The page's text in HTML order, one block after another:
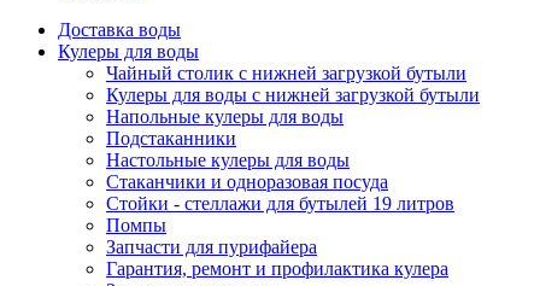
Доставка воды
Кулеры для воды
Чайный столик с нижней загрузкой бутыли
Кулеры для воды с нижней загрузкой бутыли
Напольные кулеры для воды
Подстаканники
Настольные кулеры для воды
Стаканчики и одноразовая посуда
Стойки - стеллажи для бутылей 19 литров
Помпы
Запчасти для пурифайера
Гарантия, ремонт и профилактика кулера